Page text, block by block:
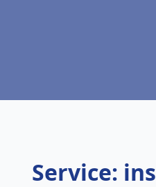
Service: